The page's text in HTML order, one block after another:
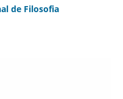
de Filosofia